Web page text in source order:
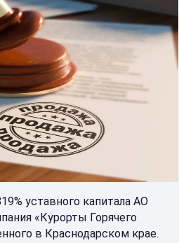
уставного капитала АО
«Курорты Горячего
в Краснодарском крае.